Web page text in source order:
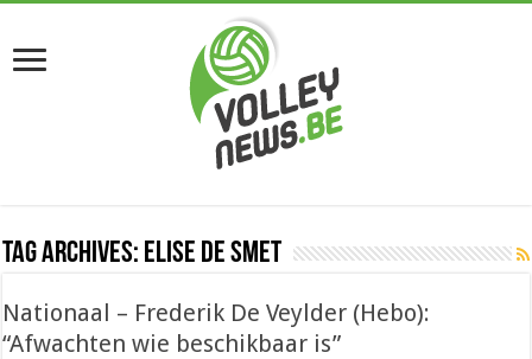
Tag Archives: Elise De Smet
Nationaal – Frederik De Veylder (Hebo):
“Afwachten wie beschikbaar is”